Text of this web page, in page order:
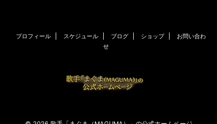
プロフィール スケジュール ブログ ショップ
お問い合わ
せ